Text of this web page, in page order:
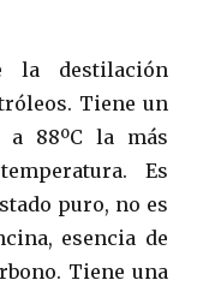
la destilación
Tiene un
a 88ºC la más
Es
puro, no es
esencia de
Tiene una